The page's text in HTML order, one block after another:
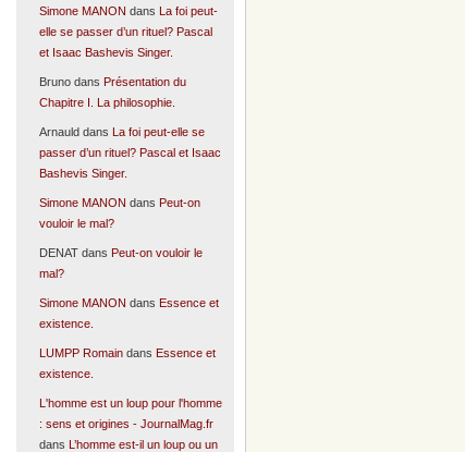
Simone MANON dans La foi peut-
elle se passer d’un rituel? Pascal
et Isaac Bashevis Singer.
Brunodans Présentation du
Chapitre I. La philosophie.
Arnaulddans La foi peut-elle se
passer d’un rituel? Pascal et Isaac
Bashevis Singer.
Simone MANON dans Peut-on
vouloir le mal?
DENATdans Peut-on vouloir le
mal?
Simone MANON dans Essence et
existence.
LUMPP Romaindans Essence et
existence.
L'homme est un loup pour l'homme
: sens et origines - JournalMag.fr
dans L’homme est-il un loup ou un